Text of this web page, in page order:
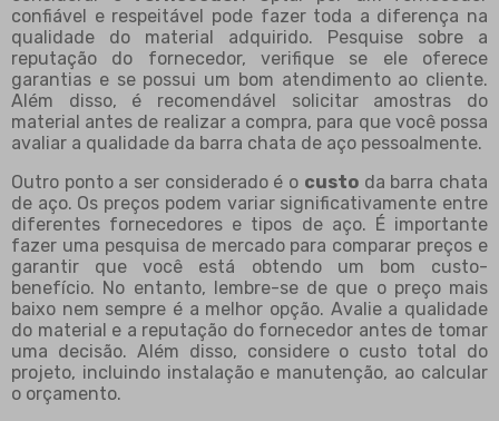
confiável e respeitável pode fazer toda a diferença na
qualidade do material adquirido. Pesquise sobre a
reputação do fornecedor, verifique se ele oferece
garantias e se possui um bom atendimento ao cliente.
Além disso, é recomendável solicitar amostras do
material antes de realizar a compra, para que você possa
avaliar a qualidade da barra chata de aço pessoalmente.
Outro ponto a ser considerado é o custoda barra chata
de aço. Os preços podem variar significativamente entre
diferentes fornecedores e tipos de aço. É importante
fazer uma pesquisa de mercado para comparar preços e
garantir que você está obtendo um bom custo-
benefício. No entanto, lembre-se de que o preço mais
baixo nem sempre é a melhor opção. Avalie a qualidade
do material e a reputação do fornecedor antes de tomar
uma decisão. Além disso, considere o custo total do
projeto, incluindo instalação e manutenção, ao calcular
o orçamento.